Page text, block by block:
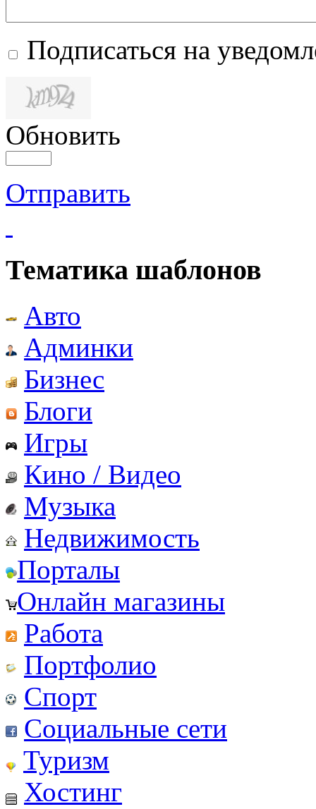
Подписаться на
Обновить
Отправить
Тематика шаблонов
Авто
Админки
Бизнес
Блоги
Игры
Кино / Видео
Музыка
Недвижимость
Порталы
Онлайн магазины
Работа
Портфолио
Спорт
Социальные сети
Туризм
Хостинг